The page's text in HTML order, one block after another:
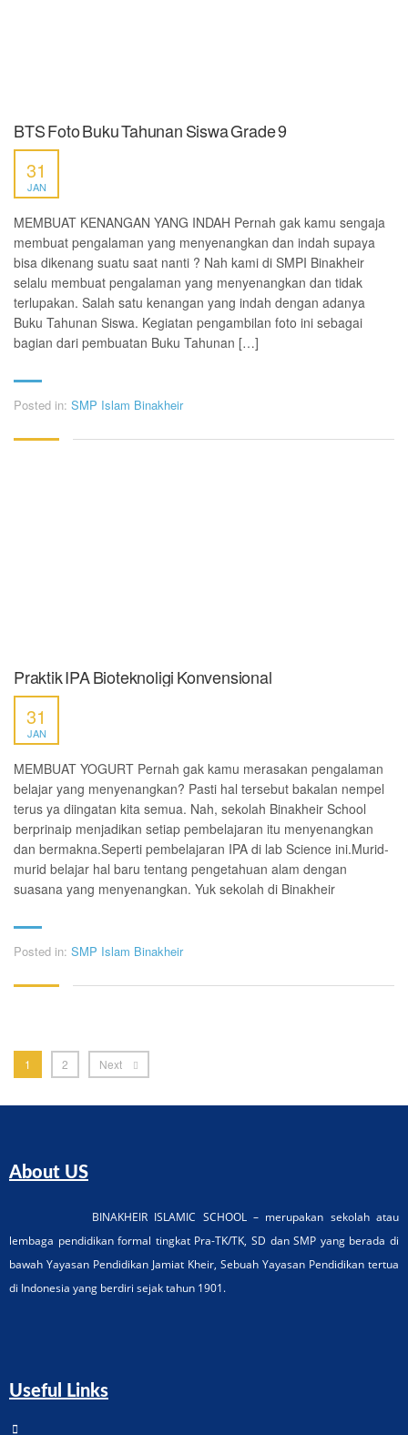
BTS Foto Buku Tahunan Siswa Grade 9
31
JAN
MEMBUAT KENANGAN YANG INDAH Pernah gak kamu sengaja
membuat pengalaman yang menyenangkan dan indah supaya
bisa dikenang suatu saat nanti ? Nah kami di SMPI Binakheir
selalu membuat pengalaman yang menyenangkan dan tidak
terlupakan. Salah satu kenangan yang indah dengan adanya
Buku Tahunan Siswa. Kegiatan pengambilan foto ini sebagai
bagian dari pembuatan Buku Tahunan […]
Posted in: SMP Islam Binakheir
Praktik IPA Bioteknoligi Konvensional
31
JAN
MEMBUAT YOGURT Pernah gak kamu merasakan pengalaman
belajar yang menyenangkan? Pasti hal tersebut bakalan nempel
terus ya diingatan kita semua. Nah, sekolah Binakheir School
berprinaip menjadikan setiap pembelajaran itu menyenangkan
dan bermakna.Seperti pembelajaran IPA di lab Science ini.Murid-
murid belajar hal baru tentang pengetahuan alam dengan
suasana yang menyenangkan. Yuk sekolah di Binakheir
Posted in: SMP Islam Binakheir
1 2 Next
About US
BINAKHEIR ISLAMIC SCHOOL – merupakan sekolah atau
lembaga pendidikan formal tingkat Pra-TK/TK, SD dan SMP yang berada di
bawah Yayasan Pendidikan Jamiat Kheir, Sebuah Yayasan Pendidikan tertua
di Indonesia yang berdiri sejak tahun 1901.
Useful Links